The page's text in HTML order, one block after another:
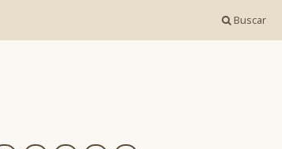
Buscar